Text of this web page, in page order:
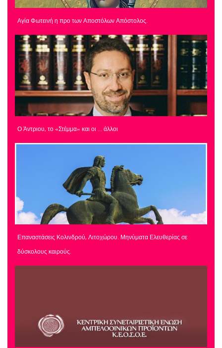
Αγία Φωτεινή η προ των Αποστόλων Απόστολος.
Ο Άντριου, το «Στέμμα» και οι … άλλοι
Επαναστάσεις Κολινδρού, Λιτοχώρου. Μηνύματα Ελευθερίας σε
δύσκολους καιρούς.